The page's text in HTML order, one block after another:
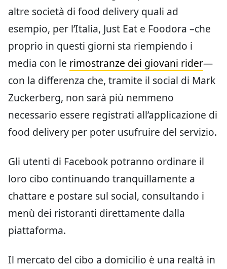
altre società di food delivery quali ad
esempio, per l’Italia, Just Eat e Foodora –che
proprio in questi giorni sta riempiendo i
media con le rimostranze dei giovani rider—
con la differenza che, tramite il social di Mark
Zuckerberg, non sarà più nemmeno
necessario essere registrati all’applicazione di
food delivery per poter usufruire del servizio.
Gli utenti di Facebook potranno ordinare il
loro cibo continuando tranquillamente a
chattare e postare sul social, consultando i
menù dei ristoranti direttamente dalla
piattaforma.
Il mercato del cibo a domicilio è una realtà in